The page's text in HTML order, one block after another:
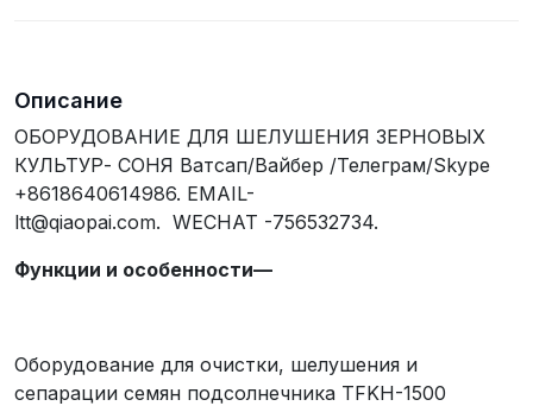
Описание
ОБОРУДОВАНИЕ ДЛЯ ШЕЛУШЕНИЯ ЗЕРНОВЫХ
КУЛЬТУР- СОНЯ Ватсап/Вайбер /Телеграм/Skype
+8618640614986. EMAIL-
ltt@qiaopai.com. WECHAT -756532734.
Функции и особенности—
Оборудование для очистки, шелушения и
сепарации семян подсолнечника TFKH-1500